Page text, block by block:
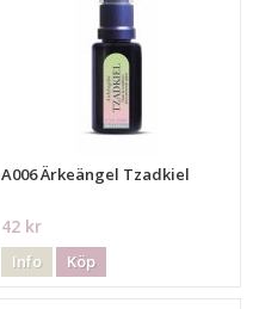
A006 Ärkeängel Tzadkiel
42 kr
Info Köp